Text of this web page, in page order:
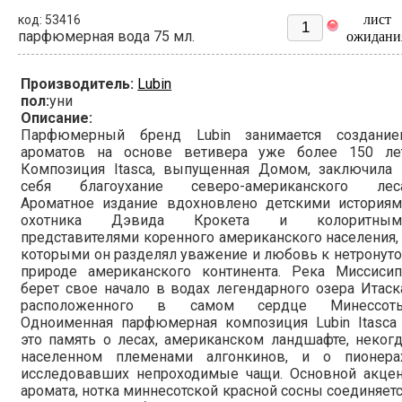
код: 53416
парфюмерная вода 75 мл.
лист
Производитель: Lubin
пол:уни
Описание:
Парфюмерный бренд Lubin занимается
ароматов на основе ветивера уже более 150
Композиция Itasca, выпущенная Домом, заключила
себя благоухание северо-американского
Ароматное издание вдохновлено детскими
охотника Дэвида Крокета и
представителями коренного американского населения,
которыми он разделял уважение и любовь к
природе американского континента. Река
берет свое начало в водах легендарного озера
расположенного в самом сердце
Одноименная парфюмерная композиция Lubin
это память о лесах, американском ландшафте,
населенном племенами алгонкинов, и о
исследовавших непроходимые чащи. Основной
аромата, нотка миннесотской красной сосны